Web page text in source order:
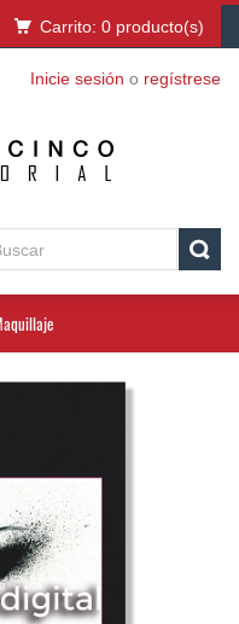
Carrito: 0 producto(s)
Inicie sesión o regístrese